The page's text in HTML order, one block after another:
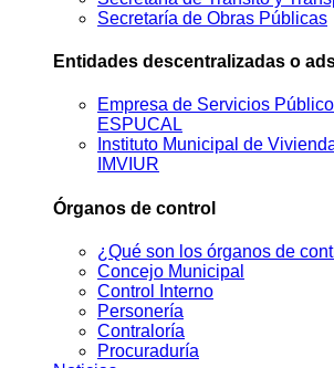
Secretaría de Obras Públicas
Entidades descentralizadas o
Empresa de Servicios
ESPUCAL
Instituto Municipal de
IMVIUR
Órganos de control
¿Qué son los órganos de
Concejo Municipal
Control Interno
Personería
Contraloría
Procuraduría